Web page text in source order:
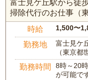
富士見ケ丘駅から徒
掃除代行のお仕事（
時給 1,500〜
勤務地
富士見ケ
（東京都
勤務時間
8時～20
が可能で